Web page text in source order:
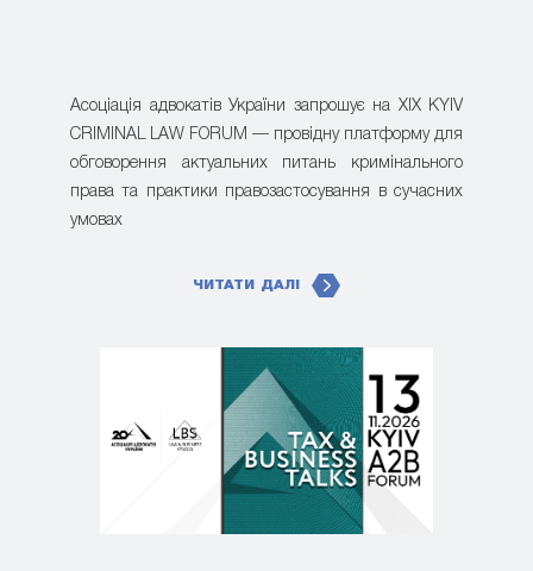
Асоціація адвокатів України запрошує на XIX KYIV
CRIMINAL LAW FORUM — провідну платформу для
обговорення актуальних питань кримінального
права та практики правозастосування в сучасних
умовах
ЧИТАТИ ДАЛІ